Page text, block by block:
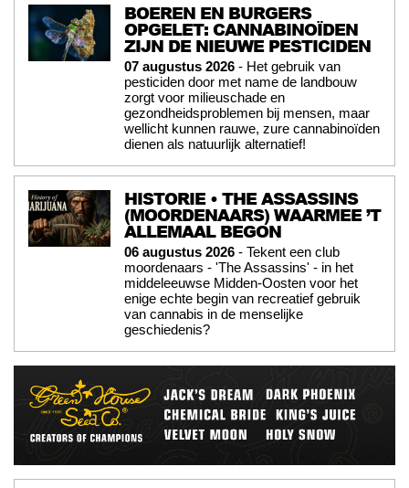
BOEREN EN BURGERS
OPGELET: CANNABINOÏDEN
ZIJN DE NIEUWE PESTICIDEN
07 augustus 2026 - Het gebruik van
pesticiden door met name de landbouw
zorgt voor milieuschade en
gezondheidsproblemen bij mensen, maar
wellicht kunnen rauwe, zure cannabinoïden
dienen als natuurlijk alternatief!
HISTORIE • THE ASSASSINS
(MOORDENAARS) WAARMEE ’T
ALLEMAAL BEGON
06 augustus 2026 - Tekent een club
moordenaars - 'The Assassins' - in het
middeleeuwse Midden-Oosten voor het
enige echte begin van recreatief gebruik
van cannabis in de menselijke
geschiedenis?